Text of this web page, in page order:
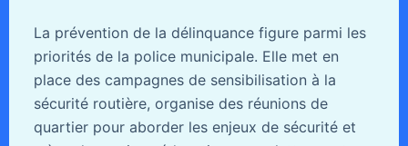
La prévention de la délinquance figure parmi les
priorités de la police municipale. Elle met en
place des campagnes de sensibilisation à la
sécurité routière, organise des réunions de
quartier pour aborder les enjeux de sécurité et